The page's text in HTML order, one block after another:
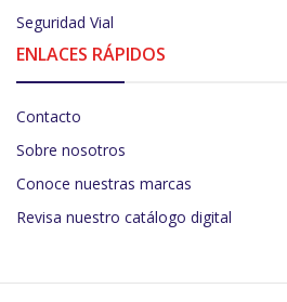
Seguridad Vial
ENLACES RÁPIDOS
Contacto
Sobre nosotros
Conoce nuestras marcas
Revisa nuestro catálogo digital